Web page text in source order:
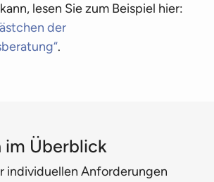
lesen Sie zum Beispiel hier:
der
.
im Überblick
individuellen Anforderungen